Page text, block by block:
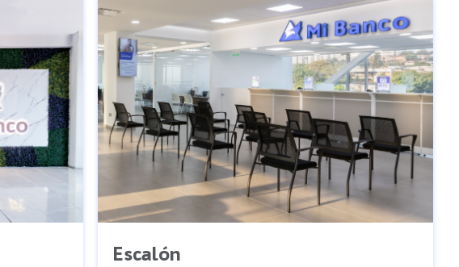
Escalón